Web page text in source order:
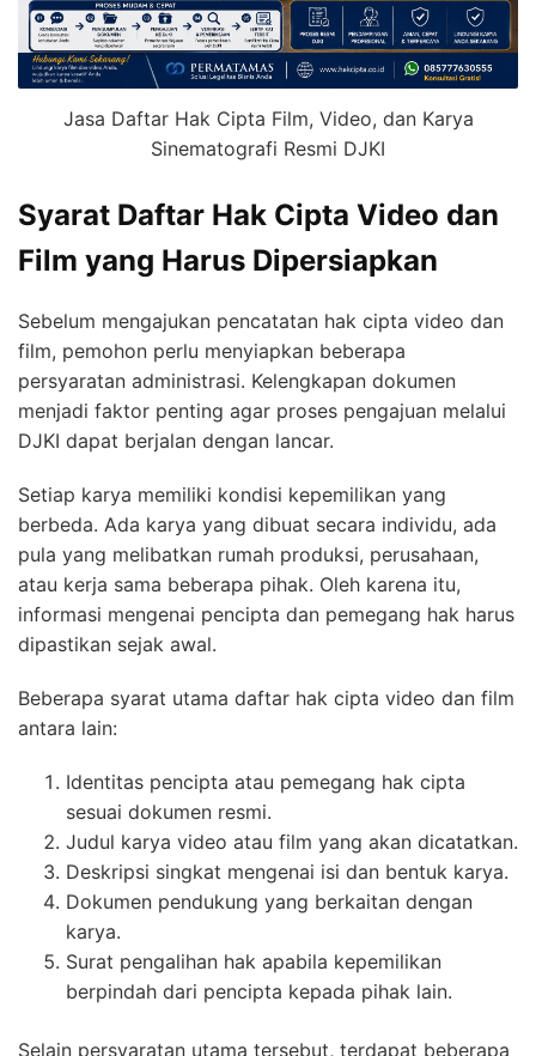
Jasa Daftar Hak Cipta Film, Video, dan Karya
Sinematografi Resmi DJKI
Syarat Daftar Hak Cipta Video dan
Film yang Harus Dipersiapkan
Sebelum mengajukan pencatatan hak cipta video dan
film, pemohon perlu menyiapkan beberapa
persyaratan administrasi. Kelengkapan dokumen
menjadi faktor penting agar proses pengajuan melalui
DJKI dapat berjalan dengan lancar.
Setiap karya memiliki kondisi kepemilikan yang
berbeda. Ada karya yang dibuat secara individu, ada
pula yang melibatkan rumah produksi, perusahaan,
atau kerja sama beberapa pihak. Oleh karena itu,
informasi mengenai pencipta dan pemegang hak harus
dipastikan sejak awal.
Beberapa syarat utama daftar hak cipta video dan film
antara lain:
Identitas pencipta atau pemegang hak cipta
sesuai dokumen resmi.
Judul karya video atau film yang akan dicatatkan.
Deskripsi singkat mengenai isi dan bentuk karya.
Dokumen pendukung yang berkaitan dengan
karya.
Surat pengalihan hak apabila kepemilikan
berpindah dari pencipta kepada pihak lain.
Selain persyaratan utama tersebut, terdapat beberapa